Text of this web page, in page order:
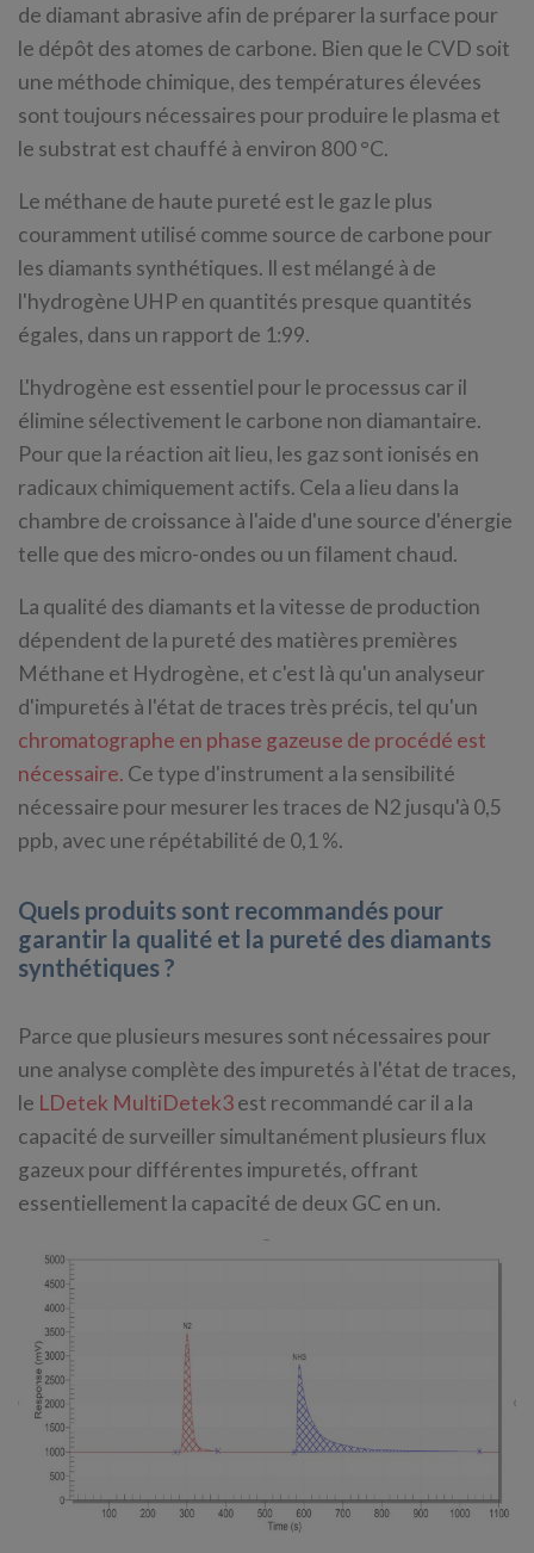
de diamant abrasive afin de préparer la surface pour
le dépôt des atomes de carbone. Bien que le CVD soit
une méthode chimique, des températures élevées
sont toujours nécessaires pour produire le plasma et
le substrat est chauffé à environ 800 °C.
Le méthane de haute pureté est le gaz le plus
couramment utilisé comme source de carbone pour
les diamants synthétiques. Il est mélangé à de
l'hydrogène UHP en quantités presque quantités
égales, dans un rapport de 1:99.
L'hydrogène est essentiel pour le processus car il
élimine sélectivement le carbone non diamantaire.
Pour que la réaction ait lieu, les gaz sont ionisés en
radicaux chimiquement actifs. Cela a lieu dans la
chambre de croissance à l'aide d'une source d'énergie
telle que des micro-ondes ou un filament chaud.
La qualité des diamants et la vitesse de production
dépendent de la pureté des matières premières
Méthane et Hydrogène, et c'est là qu'un analyseur
d'impuretés à l'état de traces très précis, tel qu'un
chromatographe en phase gazeuse de procédé est
nécessaire. Ce type d'instrument a la sensibilité
nécessaire pour mesurer les traces de N2 jusqu'à 0,5
ppb, avec une répétabilité de 0,1 %.
Quels produits sont recommandés pour
garantir la qualité et la pureté des diamants
synthétiques ?
Parce que plusieurs mesures sont nécessaires pour
une analyse complète des impuretés à l'état de traces,
le LDetek MultiDetek3est recommandé car il a la
capacité de surveiller simultanément plusieurs flux
gazeux pour différentes impuretés, offrant
essentiellement la capacité de deux GC en un.